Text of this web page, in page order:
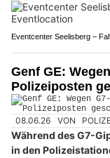
Eventcenter Seelisberg –
Genf GE:
Polizeiposten
08.06.26 VON
Während des G7-
in den